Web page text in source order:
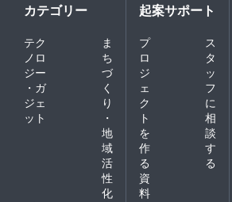
カテゴリー
テク
ノロ
ジー
・ガ
ジェ
ット
ま
ち
づ
く
り
・
地
域
活
性
化
起案サポート
プ
ロ
ジ
ェ
ク
ト
を
作
る
ス
タ
ッ
フ
に
相
談
す
る
資
料